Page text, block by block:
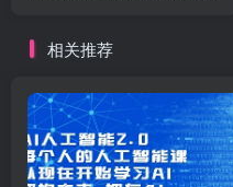
相关推荐